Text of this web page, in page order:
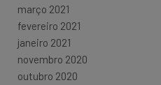
março 2021
fevereiro 2021
janeiro 2021
novembro 2020
outubro 2020